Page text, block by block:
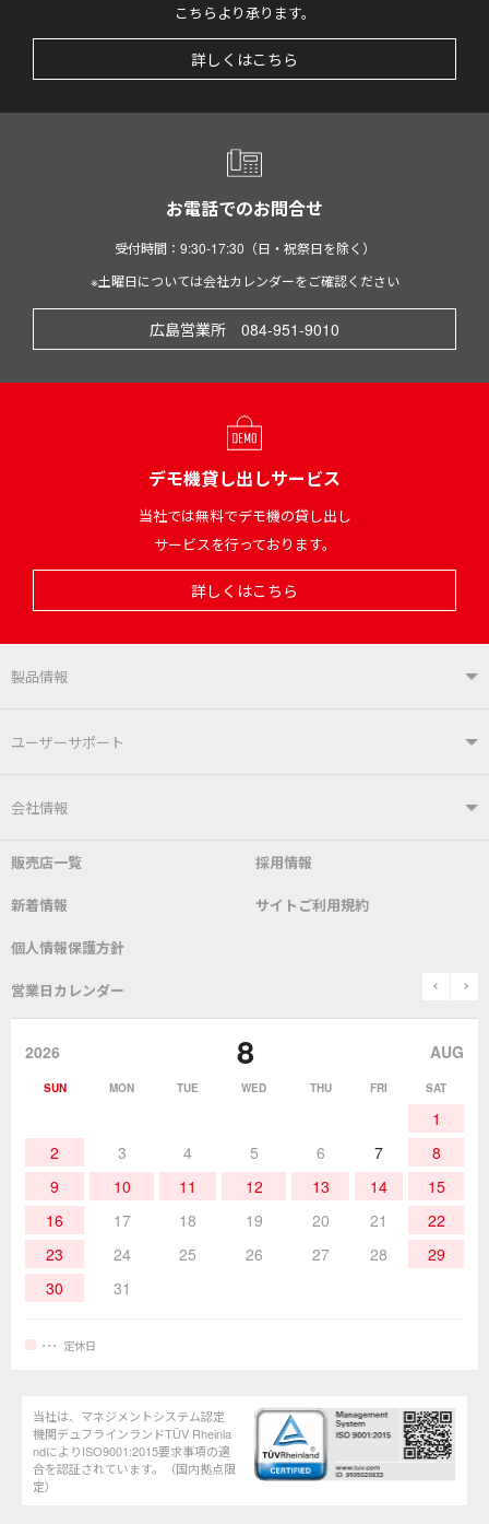
こちらより承ります。
詳しくはこちら
お電話でのお問合せ
受付時間：9:30-17:30（日・祝祭日を除く）
※土曜日については会社カレンダーをご確認ください
広島営業所 084-951-9010
デモ機貸し出しサービス
当社では無料でデモ機の貸し出し
サービスを行っております。
詳しくはこちら
製品情報
製品情報TOP
はんだ付けシステム
こて先 自動はんだ送り装置
表面実装/SMT関連
作業環境／材料
ユーザーサポート
ユーザーサポートTOP
よくあるご質問 デモ機貸し出しサービス
SDS(MSDS)製品
取扱説明書
該非説明発行の申込み
会社情報
会社概要 社長あいさつ
グットのあゆみ
販売店一覧 採用情報
新着情報 サイトご利用規約
個人情報保護方針
営業日カレンダー prev
2026 8 AUG
SUN MON TUE WED THU FRI SAT
1
2
3 4 5 6 7
8
9
10 11 12 13 14
15
16
17 18 19 20 21
22
23
24 25 26 27 28
29
30
31
定休日
当社は、マネジメントシステム認定
機関デュフラインランドTÜV Rheinla
ndによりISO9001:2015要求事項の適
合を認証されています。（国内拠点限
定）